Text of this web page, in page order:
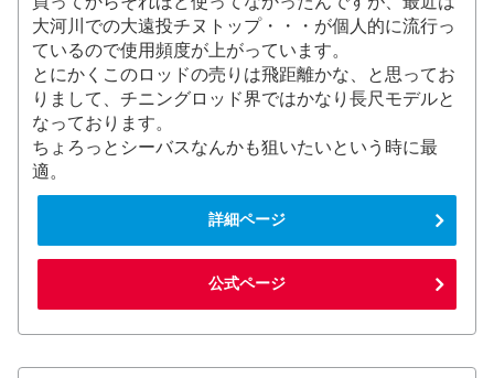
大河川での大遠投チヌトップ・・・が個人的に流行っ
ているので使用頻度が上がっています。
とにかくこのロッドの売りは飛距離かな、と思ってお
りまして、チニングロッド界ではかなり長尺モデルと
なっております。
ちょろっとシーバスなんかも狙いたいという時に最
適。
詳細ページ
公式ページ